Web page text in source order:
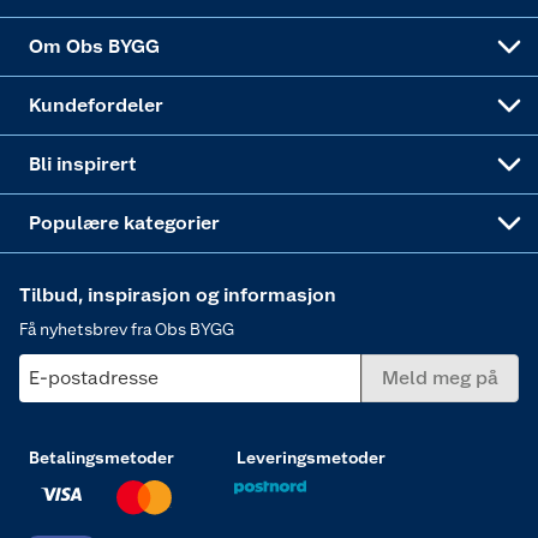
Om Obs BYGG
Kundefordeler
Bli inspirert
Populære kategorier
Tilbud, inspirasjon og informasjon
Få nyhetsbrev fra Obs BYGG
E-postadresse Meld meg på
Betalingsmetoder Leveringsmetoder